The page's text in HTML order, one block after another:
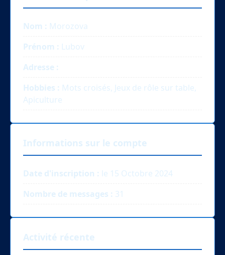
Nom : Morozova
Prénom : Lubov
Adresse :
Hobbies : Mots croisés, Jeux de rôle sur table,
Apiculture
Informations sur le compte
Date d'inscription : le 15 Octobre 2024
Nombre de messages : 31
Activité récente